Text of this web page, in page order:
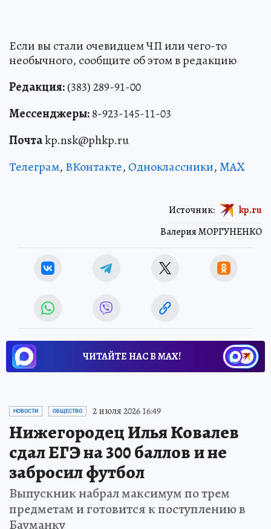
Если вы стали очевидцем ЧП или чего-то
необычного, сообщите об этом в редакцию
Редакция:(383) 289-91-00
Мессенджеры:8-923-145-11-03
Почтаkp.nsk@phkp.ru
Телеграм, ВКонтакте, Одноклассники,MAX
Валерия МОРГУНЕНКО
Источник: kp.ru
ЧИТАЙТЕ НАС В МАХ!
НОВОСТИ ОБЩЕСТВО 2 июля 2026 16:49
Нижегородец Илья Ковалев
сдал ЕГЭ на 300 баллов и не
забросил футбол
Выпускник набрал максимум по трем
предметам и готовится к поступлению в
Бауманку